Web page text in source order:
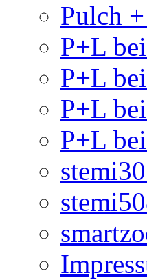
Pulch
P+L
P+L
P+L
P+L